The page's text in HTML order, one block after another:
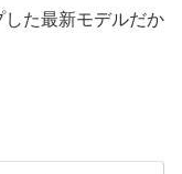
た最新モデルだか